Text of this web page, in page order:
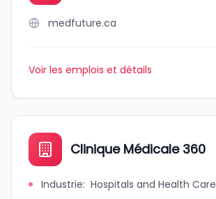
medfuture.ca
Voir les emplois et détails
Clinique Médicale 360
Industrie: Hospitals and Health Care